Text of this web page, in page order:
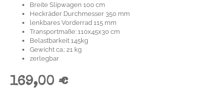
Breite Slipwagen 100 cm
Heckräder Durchmesser 350 mm
lenkbares Vorderrad 115 mm
Transportmaße: 110x45x30 cm
Belastbarkeit 145kg
Gewicht ca.: 21 kg
zerlegbar
169,00 €